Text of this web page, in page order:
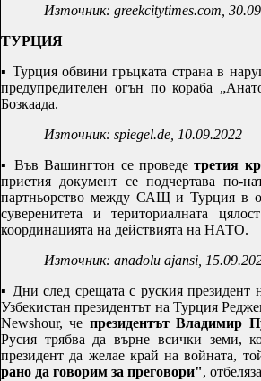
Източник: greekcitytimes.com,
ТУРЦИЯ
▪ Турция обвини гръцката страна в
предупредителен огън по кораба
Бозкаада.
Източник: spiegel.de, 10.09.2022
▪ Във Вашингтон се проведетретия
приетия документ се подчертава по-
партньорство между САЩ и Турция в
суверенитета и териториалната
координацията на действията на НАТО.
Източник: anadolu ajansi,
▪ Дни след срещата с руския президент
Узбекистан президентът на Турция
Newshour, че президентът Владимир
Русия трябва да върне всички земи,
президент да желае край на войната,
рано да говорим за преговори",